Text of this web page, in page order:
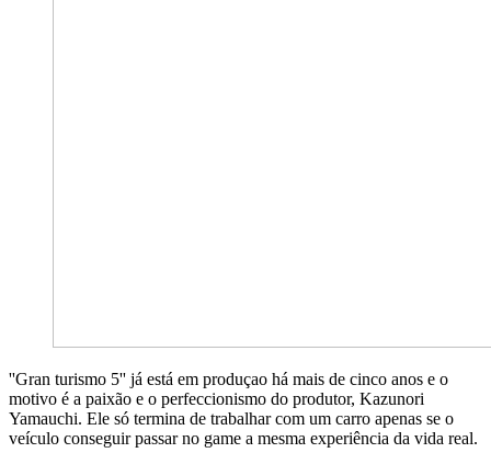
''Gran turismo 5'' já está em produçao há mais de cinco anos e o
motivo é a paixão e o perfeccionismo do produtor, Kazunori
Yamauchi. Ele só termina de trabalhar com um carro apenas se o
veículo conseguir passar no game a mesma experiência da vida real.